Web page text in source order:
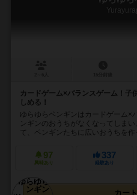
カードゲーム×バランスゲーム！子
しめる！
ゆらゆらペンギンはカードゲーム×
ンギンのおうちがなくなってしま
て、ペンギンたちに広いおうちを作
97
興味あり
337
経験あり
カー